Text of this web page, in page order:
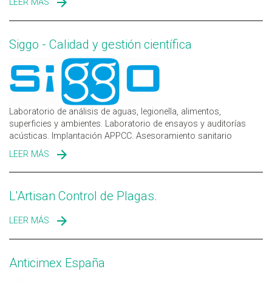
LEER MÁS SOBRE KRYSCHI HIGIENE DEL AGUA
Siggo - Calidad y gestión científica
Laboratorio de análisis de aguas, legionella, alimentos,
superficies y ambientes. Laboratorio de ensayos y auditorías
acústicas. Implantación APPCC. Asesoramiento sanitario
LEER MÁS SOBRE SIGGO - CALIDAD Y GESTIÓN CIENTÍFICA
L'Artisan Control de Plagas.
LEER MÁS SOBRE L'ARTISAN CONTROL DE PLAGAS.
Anticimex España